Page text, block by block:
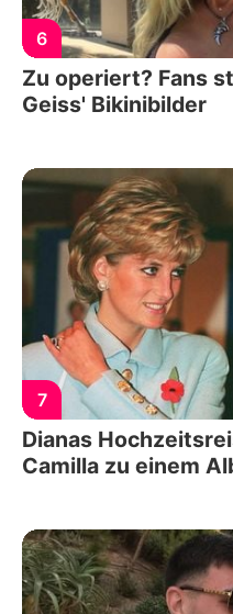
6
Zu operiert? Fans
Geiss' Bikinibilder
7
Dianas
Camilla zu einem